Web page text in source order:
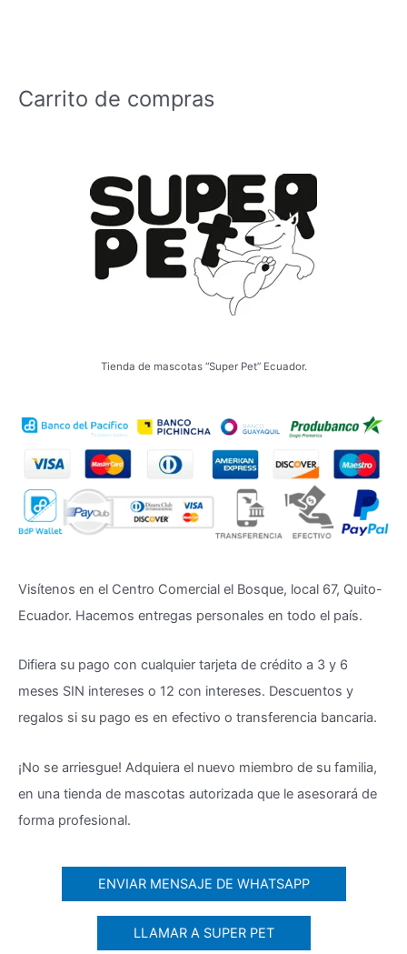
Carrito de compras
Tienda de mascotas “Super Pet” Ecuador.
Visítenos en el Centro Comercial el Bosque, local 67, Quito-
Ecuador. Hacemos entregas personales en todo el país.
Difiera su pago con cualquier tarjeta de crédito a 3 y 6
meses SIN intereses o 12 con intereses. Descuentos y
regalos si su pago es en efectivo o transferencia bancaria.
¡No se arriesgue! Adquiera el nuevo miembro de su familia,
en una tienda de mascotas autorizada que le asesorará de
forma profesional.
ENVIAR MENSAJE DE WHATSAPP
LLAMAR A SUPER PET